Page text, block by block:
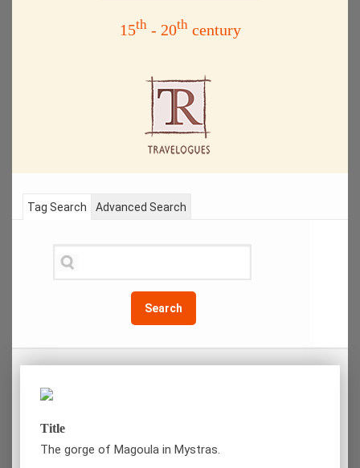
15th- 20thcentury
Tag Search
Search
Advanced Search
Title
The gorge of Magoula in Mystras.